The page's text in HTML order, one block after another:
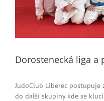
Dorostenecká liga a
JudoClub Liberec
do další skupiny kde se